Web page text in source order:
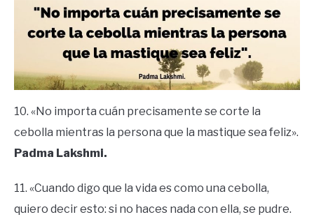
10. «No importa cuán precisamente se corte la
cebolla mientras la persona que la mastique sea feliz».
Padma Lakshmi.
11. «Cuando digo que la vida es como una cebolla,
quiero decir esto: si no haces nada con ella, se pudre.